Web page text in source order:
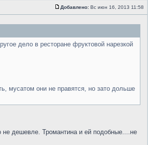
Добавлено: Вс июн 16, 2013 11:58
дело в ресторане фруктовой нарезкой
мусатом они не правятся, но зато дольше
дешевле. Тромантина и ей подобные....не